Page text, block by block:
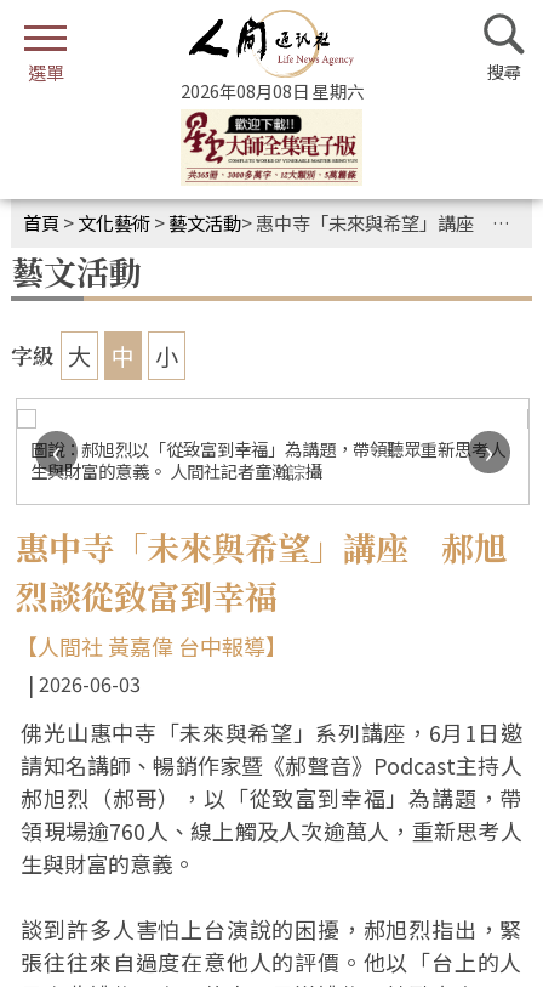
2026年08月08日 星期六
首頁 >文化藝術>藝文活動>惠中寺「未來與希望」講座 郝旭烈談從致富到幸福
藝文活動
字級 大 中 小
圖說：郝旭烈以「從致富到幸福」為講題，帶領聽眾重新思考人
生與財富的意義。 人間社記者童瀚誴攝
‹ ›
惠中寺「未來與希望」講座 郝旭
烈談從致富到幸福
【人間社 黃嘉偉 台中報導】
2026-06-03
佛光山惠中寺「未來與希望」系列講座，6月1日邀
請知名講師、暢銷作家暨《郝聲音》Podcast主持人
郝旭烈（郝哥），以「從致富到幸福」為講題，帶
領現場逾760人、線上觸及人次逾萬人，重新思考人
生與財富的意義。
談到許多人害怕上台演說的困擾，郝旭烈指出，緊
張往往來自過度在意他人的評價。他以「台上的人